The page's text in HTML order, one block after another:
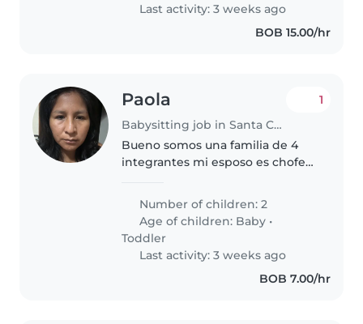
Last activity: 3 weeks ago
BOB 15.00/hr
Paola
Babysitting job in Santa Cruz
1
Bueno somos una familia de 4
integrantes mi esposo es chofer
hijo mayor tiene 2 años con 7
meses y la bebé tiene 8 meses
Ambos son tranquilos
Number of children: 2
Age of children: Baby •
Toddler
Last activity: 3 weeks ago
BOB 7.00/hr